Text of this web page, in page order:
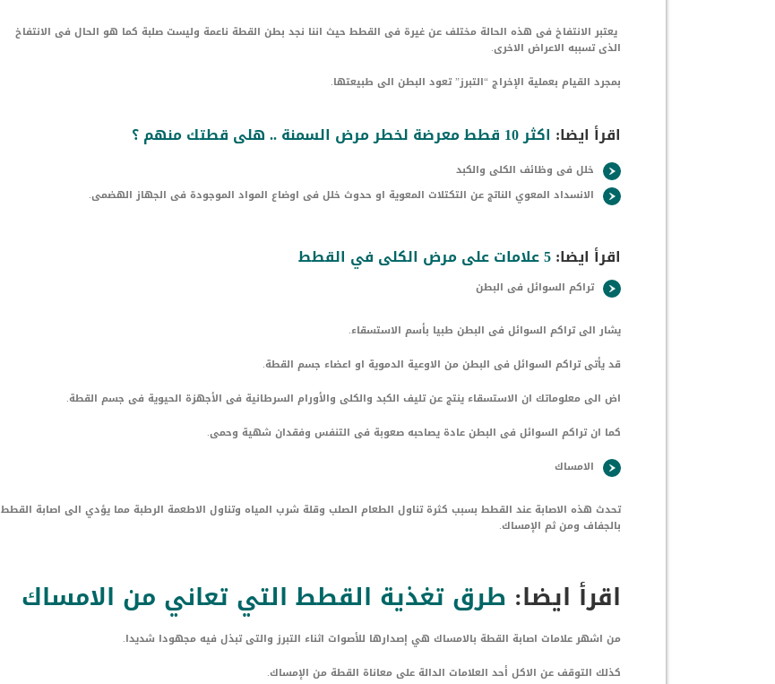
يعتبر الانتفاخ فى هذه الحالة مختلف عن غيرة فى القطط حيث اننا نجد بطن القطة ناعمة وليست صلبة كما هو الحال فى الانتفاخ
الذى تسببه الاعراض الاخرى.
بمجرد القيام بعملية الإخراج “التبرز” تعود البطن الى طبيعتها.
اقرأ ايضا: اكثر 10 قطط معرضة لخطر مرض السمنة .. هلى قطتك منهم ؟
خلل فى وظائف الكلى والكبد
الانسداد المعوي الناتج عن التكتلات المعوية او حدوث خلل فى اوضاع المواد الموجودة فى الجهاز الهضمى.
اقرأ ايضا:5 علامات على مرض الكلى في القطط
تراكم السوائل فى البطن
يشار الى تراكم السوائل فى البطن طبيا بأسم الاستسقاء.
قد يأتى تراكم السوائل فى البطن من الاوعية الدموية او اعضاء جسم القطة.
اض الى معلوماتك ان الاستسقاء ينتج عن تليف الكبد والكلى والأورام السرطانية فى الأجهزة الحيوية فى جسم القطة.
كما ان تراكم السوائل فى البطن عادة يصاحبه صعوبة فى التنفس وفقدان شهية وحمى.
الامساك
تحدث هذه الاصابة عند القطط بسبب كثرة تناول الطعام الصلب وقلة شرب المياه وتناول الاطعمة الرطبة مما يؤدي الى اصابة القطط
بالجفاف ومن ثم الإمساك.
اقرأ ايضا: طرق تغذية القطط التي تعاني من الامساك
من اشهر علامات اصابة القطة بالامساك هي إصدارها للأصوات اثناء التبرز والتى تبذل فيه مجهودا شديدا.
كذلك التوقف عن الاكل أحد العلامات الدالة على معاناة القطة من الإمساك.